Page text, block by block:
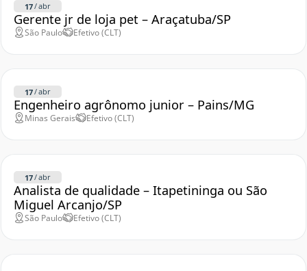
17/abr
Gerente jr de loja pet – Araçatuba/SP
São Paulo Efetivo (CLT)
17/abr
Engenheiro agrônomo junior – Pains/MG
Minas Gerais Efetivo (CLT)
17/abr
Analista de qualidade – Itapetininga ou São
Miguel Arcanjo/SP
São Paulo Efetivo (CLT)